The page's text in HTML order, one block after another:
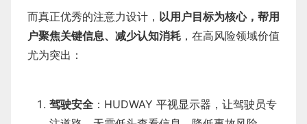
而真正优秀的注意力设计， 以用户目标为核心，帮用
户聚焦关键信息、减少认知消耗 ，在高风险领域价值
尤为突出：
驾驶安全 ：HUDWAY 平视显示器，让驾驶员专